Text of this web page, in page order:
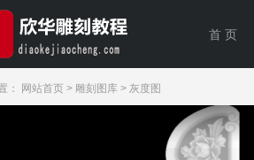
首 页
： 网站首页> 雕刻图库> 灰度图